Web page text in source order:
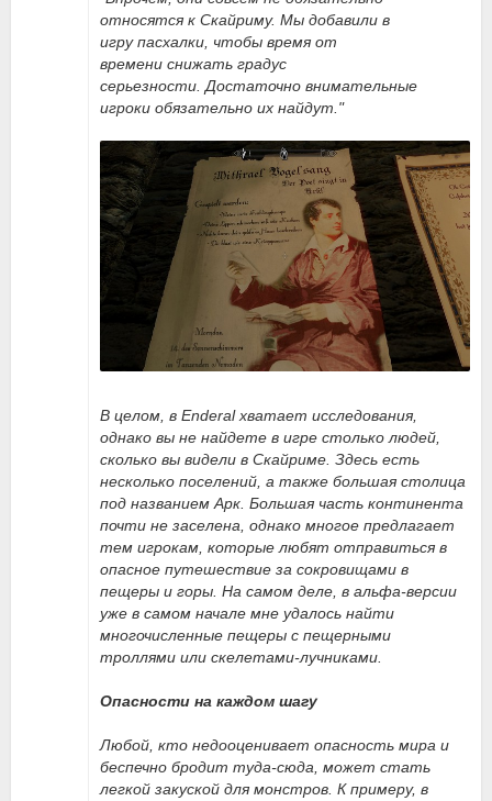
относятся к Скайриму. Мы добавили в
игру пасхалки, чтобы время от
времени снижать градус
серьезности. Достаточно внимательные
игроки обязательно их найдут."
В целом, в Enderal хватает исследования,
однако вы не найдете в игре столько людей,
сколько вы видели в Скайриме. Здесь есть
несколько поселений, а также большая столица
под названием Арк. Большая часть континента
почти не заселена, однако многое предлагает
тем игрокам, которые любят отправиться в
опасное путешествие за сокровищами в
пещеры и горы. На самом деле, в альфа-версии
уже в самом начале мне удалось найти
многочисленные пещеры с пещерными
троллями или скелетами-лучниками.
Опасности на каждом шагу
Любой, кто недооценивает опасность мира и
беспечно бродит туда-сюда, может стать
легкой закуской для монстров. К примеру, в